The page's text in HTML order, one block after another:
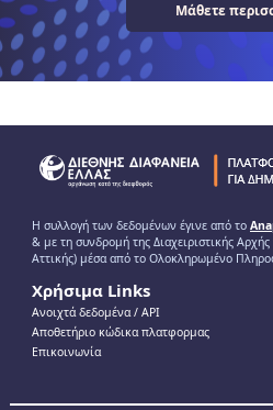
Μάθετε
Η συλλογή των δεδομένων έγινε από το
& με τη συνδρομή της Διαχειριστικής
Αττικής) μέσα από το Ολοκληρωμένο
Χρήσιμα Links
Ανοιχτά δεδομένα / ΑPI
Αποθετήριο κώδικα πλατφορμας
Επικοινωνία